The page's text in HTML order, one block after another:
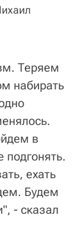
Теряем
набирать
в
подгонять.
ехать
Будем
- сказал